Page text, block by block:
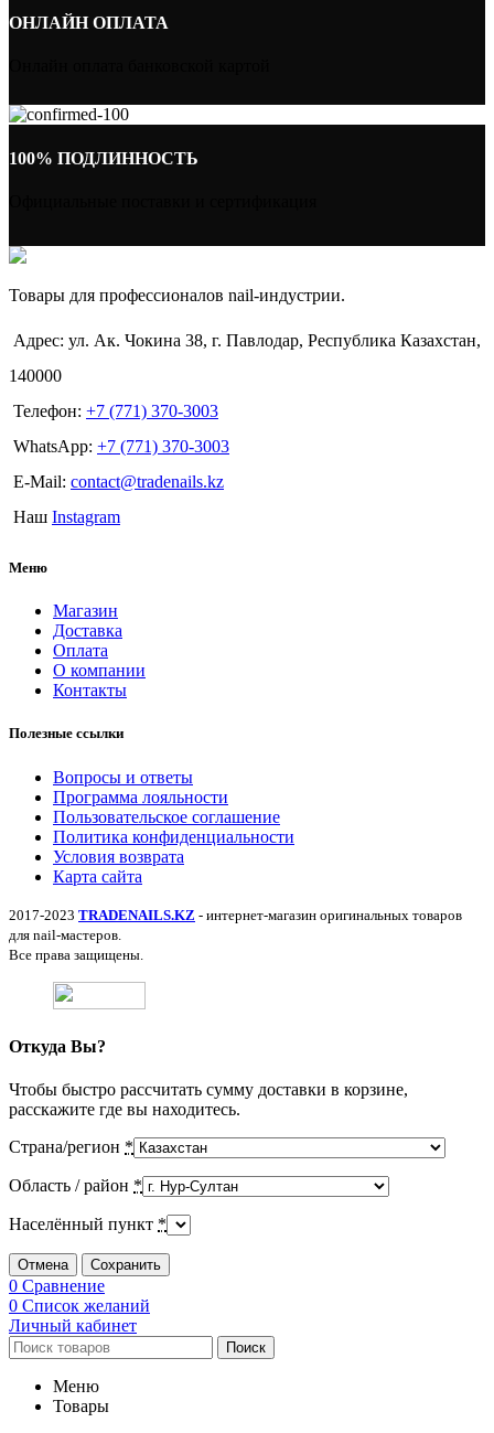
ОНЛАЙН ОПЛАТА
100% ПОДЛИННОСТЬ
Товары для профессионалов nail-индустрии.
Адрес: ул. Ак. Чокина 38, г. Павлодар, Республика Казахстан,
140000
Телефон: +7 (771) 370-3003
WhatsApp: +7 (771) 370-3003
E-Mail: contact@tradenails.kz
Наш Instagram
Меню
Магазин
Доставка
Оплата
О компании
Контакты
Полезные ссылки
Вопросы и ответы
Программа лояльности
Пользовательское соглашение
Политика конфиденциальности
Условия возврата
Карта сайта
2017-2023 TRADENAILS.KZ - интернет-магазин оригинальных товаров
для nail-мастеров.
Все права защищены.
Откуда Вы?
Чтобы быстро рассчитать сумму доставки в корзине,
расскажите где вы находитесь.
Страна/регион *
Область / район *
Населённый пункт *
Отмена Сохранить
0 Сравнение
0 Список желаний
Личный кабинет
Поиск
Меню
Товары